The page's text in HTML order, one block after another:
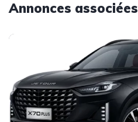
Annonces associées